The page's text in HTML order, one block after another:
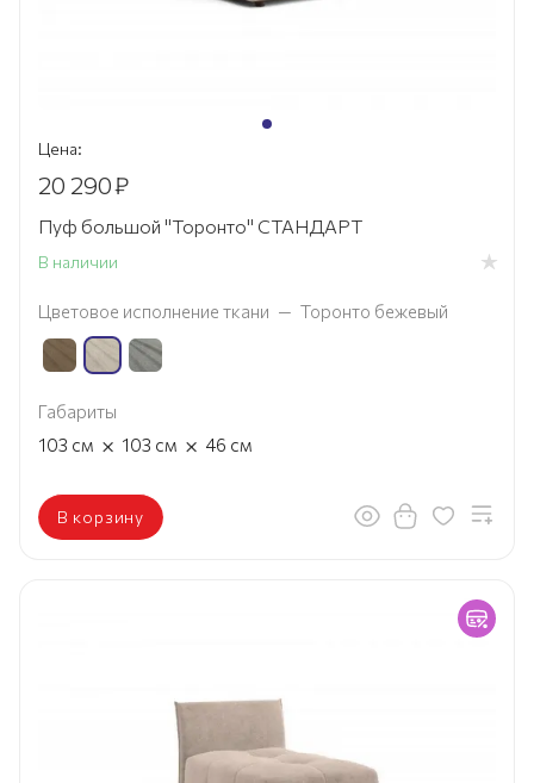
Цена:
20 290₽
Пуф большой "Торонто" СТАНДАРТ
В наличии
Цветовое исполнение ткани — Торонто бежевый
Габариты
103 см × 103 см × 46 см
В корзину